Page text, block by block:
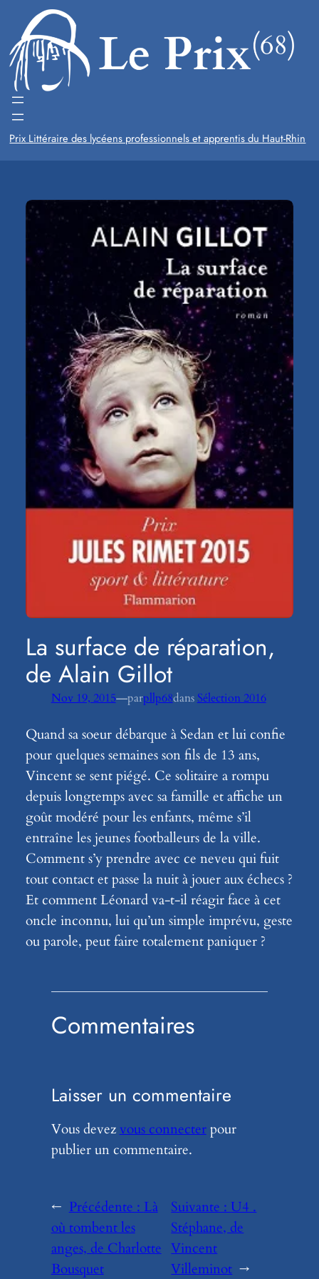
contenu
Prix Littéraire des lycéens professionnels et apprentis du Haut-Rhin
La surface de réparation,
de Alain Gillot
Nov 19, 2015—parpllp68dansSélection 2016
Quand sa soeur débarque à Sedan et lui confie
pour quelques semaines son fils de 13 ans,
Vincent se sent piégé. Ce solitaire a rompu
depuis longtemps avec sa famille et affiche un
goût modéré pour les enfants, même s’il
entraîne les jeunes footballeurs de la ville.
Comment s’y prendre avec ce neveu qui fuit
tout contact et passe la nuit à jouer aux échecs ?
Et comment Léonard va-t-il réagir face à cet
oncle inconnu, lui qu’un simple imprévu, geste
ou parole, peut faire totalement paniquer ?
Commentaires
Laisser un commentaire
Vous devezvous connecterpour
publier un commentaire.
← Précédente : Là
où tombent les
anges, de Charlotte
Bousquet
Suivante : U4 .
Stéphane, de
Vincent
Villeminot →